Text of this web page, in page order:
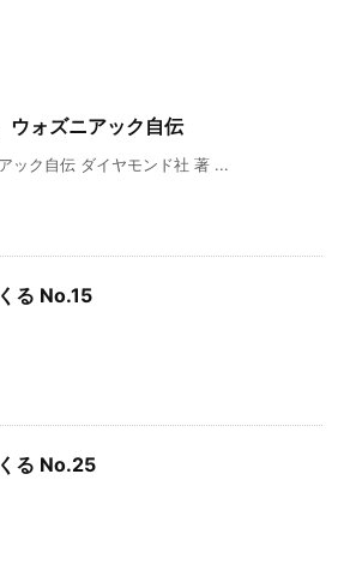
ウォズニアック自伝
ック自伝 ダイヤモンド社 著 ...
る No.15
る No.25